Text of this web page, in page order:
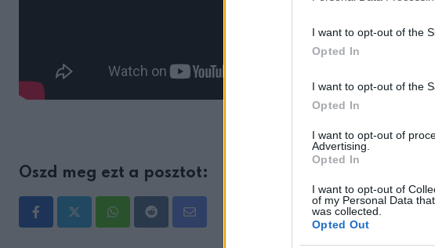
I want to opt-out of the
Opted In
I want to opt-out of the
Opted In
I want to opt-out of
Advertising.
Opted In
I want to opt-out of
of my Personal Data
was collected.
Opted Out
Oszd meg ezt a posztot:
WhatsappRedditShare